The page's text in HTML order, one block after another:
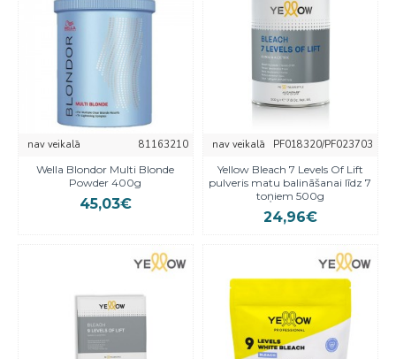
nav veikalā
81163210
Wella Blondor Multi Blonde
Powder 400g
45,03€
nav veikalā
PF018320/PF023703
Yellow Bleach 7 Levels Of Lift
pulveris matu balināšanai līdz 7
toņiem 500g
24,96€